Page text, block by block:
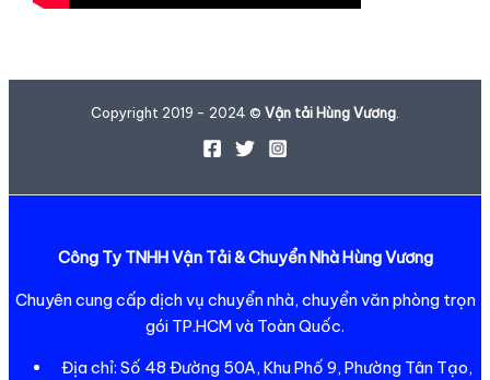
Copyright 2019 - 2024 © Vận tải Hùng Vương.
Công Ty TNHH Vận Tải & Chuyển Nhà Hùng Vương
Chuyên cung cấp dịch vụ chuyển nhà, chuyển văn phòng trọn
gói TP.HCM và Toàn Quốc.
Địa chỉ: Số 48 Đường 50A, Khu Phố 9, Phường Tân Tạo,